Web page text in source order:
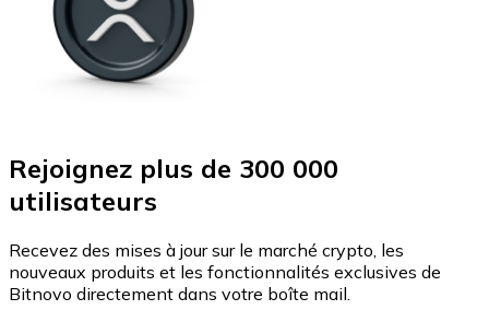
Rejoignez plus de 300 000
utilisateurs
Recevez des mises à jour sur le marché crypto, les
nouveaux produits et les fonctionnalités exclusives de
Bitnovo directement dans votre boîte mail.